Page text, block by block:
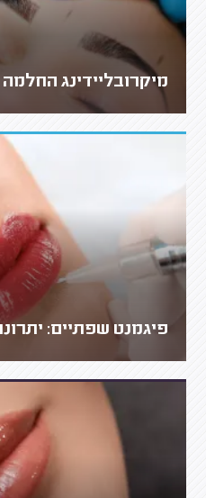
מיקרובליידינג
פיגמנט שפתיים: